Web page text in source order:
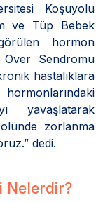
Koşuyolu
ve Tüp Bebek
hormon
Sendromu
hastalıklara
yavaşlatarak
zorlanma
dedi.
Nelerdir?